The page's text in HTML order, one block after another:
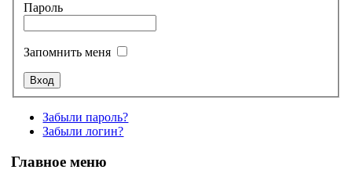
Пароль
Запомнить меня
Забыли пароль?
Забыли логин?
Главное меню